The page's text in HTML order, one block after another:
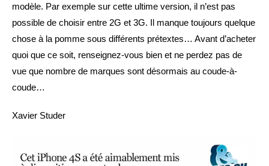
modèle. Par exemple sur cette ultime version, il n’est pas
possible de choisir entre 2G et 3G. Il manque toujours quelque
chose à la pomme sous différents prétextes… Avant d’acheter
quoi que ce soit, renseignez-vous bien et ne perdez pas de
vue que nombre de marques sont désormais au coude-à-
coude…
Xavier Studer